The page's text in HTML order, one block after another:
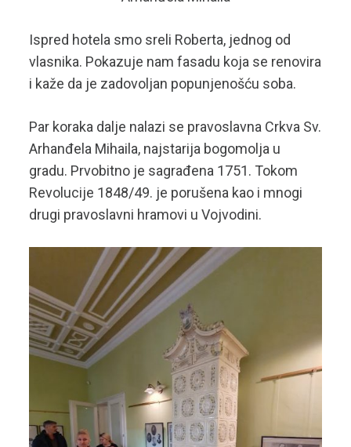
Ispred hotela smo sreli Roberta, jednog od
vlasnika. Pokazuje nam fasadu koja se renovira
i kaže da je zadovoljan popunjenošću soba.
Par koraka dalje nalazi se pravoslavna Crkva Sv.
Arhanđela Mihaila, najstarija bogomolja u
gradu. Prvobitno je sagrađena 1751. Tokom
Revolucije 1848/49. je porušena kao i mnogi
drugi pravoslavni hramovi u Vojvodini.